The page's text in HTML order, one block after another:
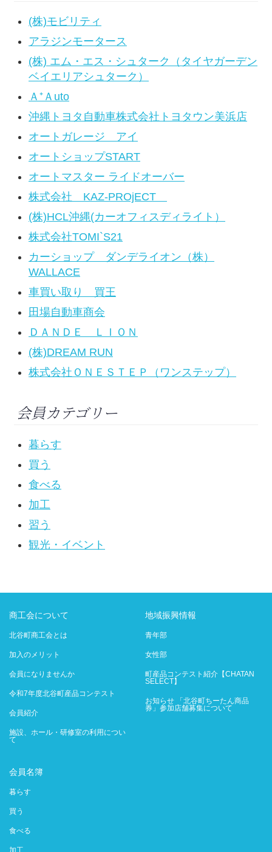
(株)モビリティ
アラジンモータース
(株) エム・エス・シュターク（タイヤガーデン
ベイエリアシュターク）
Ａ⁺Ａuto
沖縄トヨタ自動車株式会社トヨタウン美浜店
オートガレージ アイ
オートショップSTART
オートマスター ライドオーバー
株式会社 KAZ-PROjECT
(株)HCL沖縄(カーオフィスディライト）
株式会社TOMI`S21
カーショップ ダンデライオン（株）
WALLACE
車買い取り 買王
田場自動車商会
ＤＡＮＤＥ ＬＩＯＮ
(株)DREAM RUN
株式会社ＯＮＥＳＴＥＰ（ワンステップ）
会員カテゴリー
暮らす
買う
食べる
加工
習う
観光・イベント
商工会について
北谷町商工会とは
加入のメリット
会員になりませんか
令和7年度北谷町産品コンテスト
会員紹介
施設、ホール・研修室の利用につい
て
地域振興情報
青年部
女性部
町産品コンテスト紹介【CHATAN
SELECT】
お知らせ 「北谷町ちーたん商品
券」参加店舗募集について
会員名簿
暮らす
買う
食べる
加工